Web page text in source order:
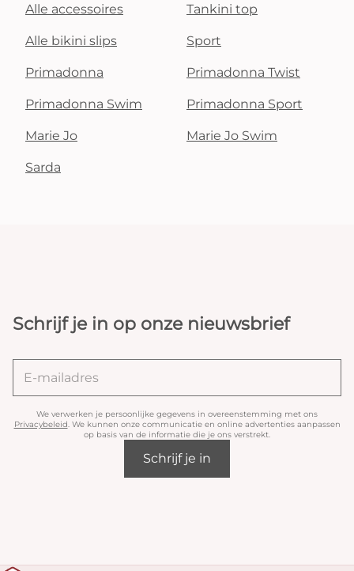
Alle accessoires Tankini top
Alle bikini slips Sport
Primadonna Primadonna Twist
Primadonna Swim Primadonna Sport
Marie Jo Marie Jo Swim
Sarda
Schrijf je in op onze nieuwsbrief
We verwerken je persoonlijke gegevens in overeenstemming met ons
Privacybeleid. We kunnen onze communicatie en online advertenties aanpassen
op basis van de informatie die je ons verstrekt.
Schrijf je in